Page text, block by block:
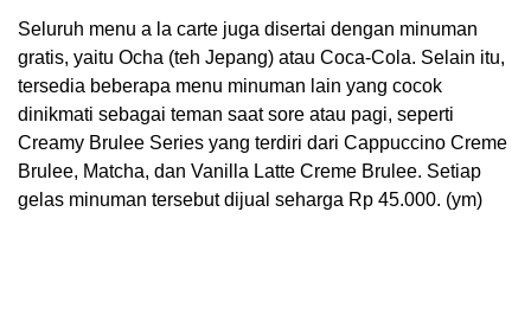
Seluruh menu a la carte juga disertai dengan minuman
gratis, yaitu Ocha (teh Jepang) atau Coca-Cola. Selain itu,
tersedia beberapa menu minuman lain yang cocok
dinikmati sebagai teman saat sore atau pagi, seperti
Creamy Brulee Series yang terdiri dari Cappuccino Creme
Brulee, Matcha, dan Vanilla Latte Creme Brulee. Setiap
gelas minuman tersebut dijual seharga Rp 45.000. (ym)